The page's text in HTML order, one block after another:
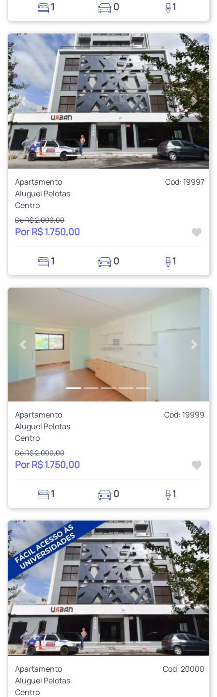
1 0 1
Anterior
Apartamento
Cod: 19997
Aluguel Pelotas
Centro
De R$ 2.000,00
Por R$ 1.750,00
1 0 1
Anterior
Apartamento
Cod: 19999
Aluguel Pelotas
Centro
De R$ 2.000,00
Por R$ 1.750,00
1 0 1
Anterior
Apartamento
Cod: 20000
Aluguel Pelotas
Centro